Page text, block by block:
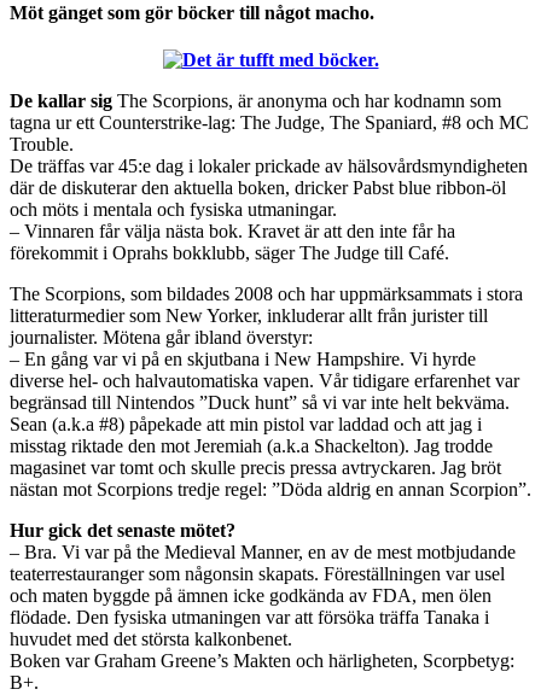
Möt gänget som gör böcker till något macho.
De kallar sig The Scorpions, är anonyma och har kodnamn som
tagna ur ett Counterstrike-lag: The Judge, The Spaniard, #8 och MC
Trouble.
De träffas var 45:e dag i lokaler prickade av hälsovårdsmyndigheten
där de diskuterar den aktuella boken, dricker Pabst blue ribbon-öl
och möts i mentala och fysiska utmaningar.
– Vinnaren får välja nästa bok. Kravet är att den inte får ha
förekommit i Oprahs bokklubb, säger The Judge till Café.
The Scorpions, som bildades 2008 och har uppmärksammats i stora
litteraturmedier som New Yorker, inkluderar allt från jurister till
journalister. Mötena går ibland överstyr:
– En gång var vi på en skjutbana i New Hampshire. Vi hyrde
diverse hel- och halvautomatiska vapen. Vår tidigare erfarenhet var
begränsad till Nintendos ”Duck hunt” så vi var inte helt bekväma.
Sean (a.k.a #8) påpekade att min pistol var laddad och att jag i
misstag riktade den mot Jeremiah (a.k.a Shackelton). Jag trodde
magasinet var tomt och skulle precis pressa avtryckaren. Jag bröt
nästan mot Scorpions tredje regel: ”Döda aldrig en annan Scorpion”.
Hur gick det senaste mötet?
– Bra. Vi var på the Medieval Manner, en av de mest motbjudande
teaterrestauranger som någonsin skapats. Föreställningen var usel
och maten byggde på ämnen icke godkända av FDA, men ölen
flödade. Den fysiska utmaningen var att försöka träffa Tanaka i
huvudet med det största kalkonbenet.
Boken var Graham Greene’s Makten och härligheten, Scorpbetyg:
B+.